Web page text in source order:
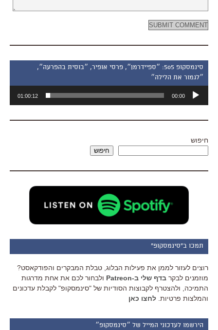
סינמסקופ 505: ״ספיידרמן״, פרסי אופיר, ״בוסית בהפרעה״,
״לגמור את הלילה״
אודיו
00:00
01:00:12
חיפוש
חיפוש
תמכו ב"סינמסקופ"
רוצים לעזור לממן את פעילות הבלוג, טבלת המבקרים והפודקאסט?
מוזמנים לבקר בדף שלי ב-Patreon
ולבחור לכם את אחת מדרגות
התמיכה, ולהצטרף לקבוצות הסודיות של "סינמסקופ" לקבלת עדכונים
והמלצות פרטיות. לחצו כאן
הירשמו לעדכוני המייל של ״סינמסקופ״